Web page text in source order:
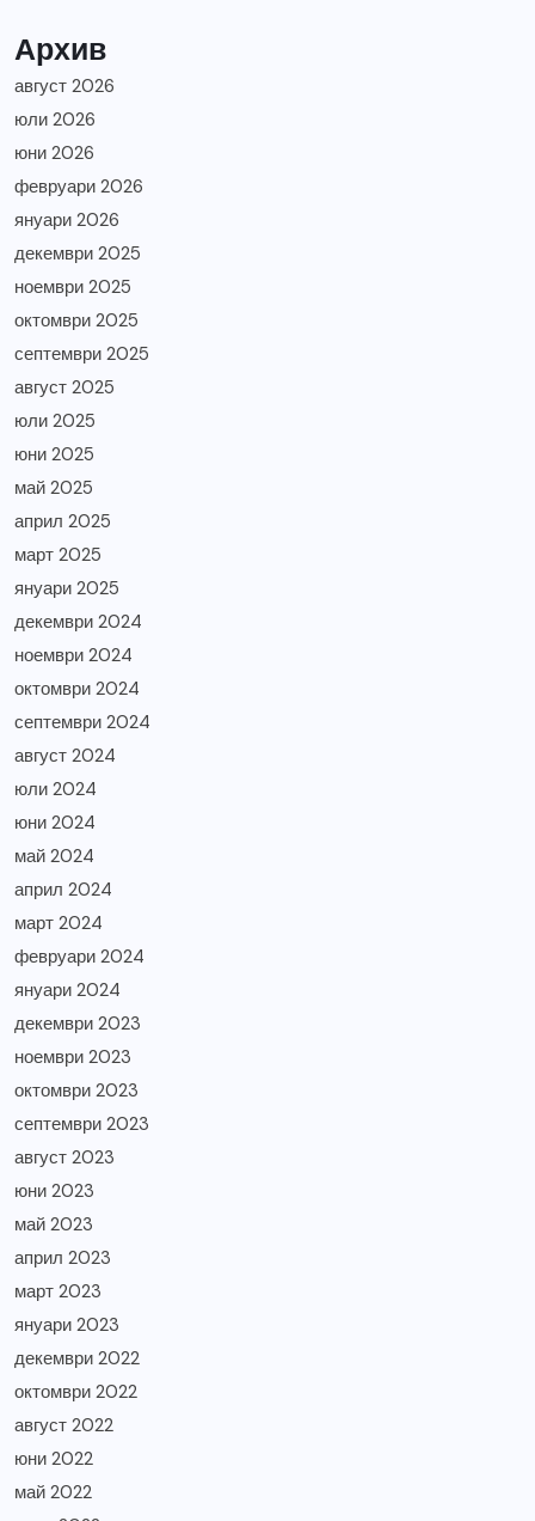
Архив
август 2026
юли 2026
юни 2026
февруари 2026
януари 2026
декември 2025
ноември 2025
октомври 2025
септември 2025
август 2025
юли 2025
юни 2025
май 2025
април 2025
март 2025
януари 2025
декември 2024
ноември 2024
октомври 2024
септември 2024
август 2024
юли 2024
юни 2024
май 2024
април 2024
март 2024
февруари 2024
януари 2024
декември 2023
ноември 2023
октомври 2023
септември 2023
август 2023
юни 2023
май 2023
април 2023
март 2023
януари 2023
декември 2022
октомври 2022
август 2022
юни 2022
май 2022